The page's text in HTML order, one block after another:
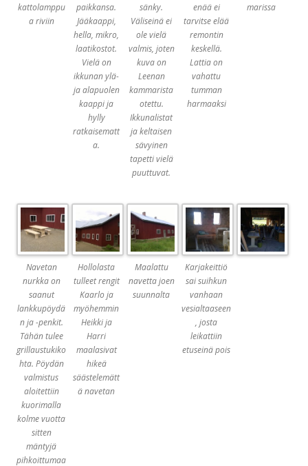
kattolamppu
a riviin
paikkansa.
Jääkaappi,
hella, mikro,
laatikostot.
Vielä on
ikkunan ylä-
ja alapuolen
kaappi ja
hylly
ratkaisematt
a.
sänky.
Väliseinä ei
ole vielä
valmis, joten
kuva on
Leenan
kammarista
otettu.
Ikkunalistat
ja keltaisen
sävyinen
tapetti vielä
puuttuvat.
enää ei
tarvitse elää
remontin
keskellä.
Lattia on
vahattu
tumman
harmaaksi
marissa
Navetan
nurkka on
saanut
lankkupöydä
n ja -penkit.
Tähän tulee
grillaustukiko
hta. Pöydän
valmistus
aloitettiin
kuorimalla
kolme vuotta
sitten
mäntyjä
pihkoittumaa
Hollolasta
tulleet rengit
Kaarlo ja
myöhemmin
Heikki ja
Harri
maalasivat
hikeä
säästelemätt
ä navetan
Maalattu
navetta joen
suunnalta
Karjakeittiö
sai suihkun
vanhaan
vesialtaaseen
, josta
leikattiin
etuseinä pois